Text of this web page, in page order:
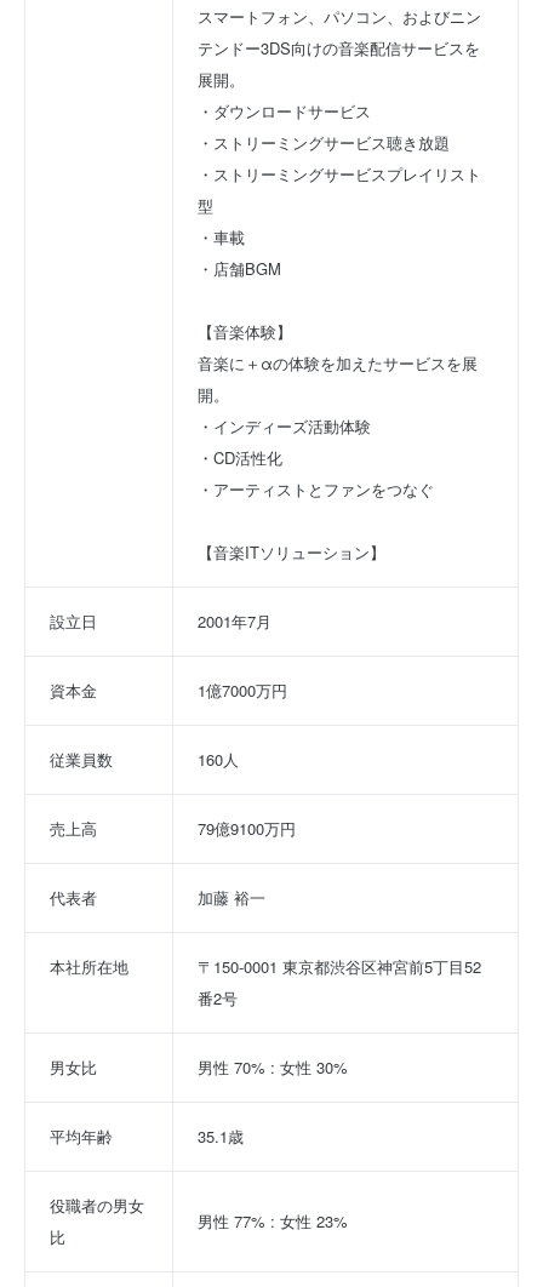
スマートフォン、パソコン、およびニン
テンドー3DS向けの音楽配信サービスを
展開。
・ダウンロードサービス
・ストリーミングサービス聴き放題
・ストリーミングサービスプレイリスト
型
・車載
・店舗BGM
【音楽体験】
音楽に＋αの体験を加えたサービスを展
開。
・インディーズ活動体験
・CD活性化
・アーティストとファンをつなぐ
【音楽ITソリューション】
設立日 2001年7月
資本金 1億7000万円
従業員数 160人
売上高 79億9100万円
代表者 加藤 裕一
本社所在地
〒150-0001 東京都渋谷区神宮前5丁目52
番2号
男女比 男性 70% : 女性 30%
平均年齢 35.1歳
役職者の男女
比
男性 77% : 女性 23%